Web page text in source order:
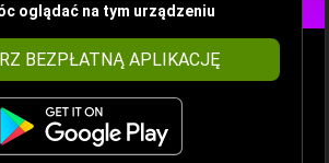
oglądać na tym urządzeniu
BEZPŁATNĄ APLIKACJĘ